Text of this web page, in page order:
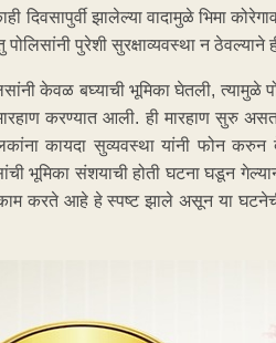
दिवसापुर्वी झालेल्या वादामुळे भिमा
पुरेशी सुरक्षाव्यवस्था न ठेवल्याने
केवळ बघ्याची भूमिका घेतली, त्यामुळे
करण्यात आली. ही मारहाण सुरु
कायदा सुव्यवस्था यांनी फोन
भूमिका संशयाची होती घटना घडून
करते आहे हे स्पष्ट झाले असून या